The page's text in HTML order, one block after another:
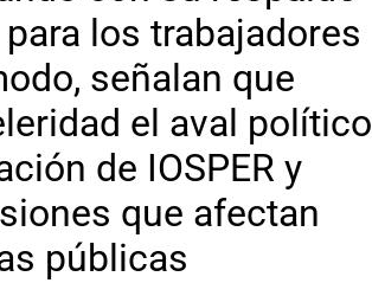
los trabajadores
señalan que
el aval político
de IOSPER y
que afectan
públicas